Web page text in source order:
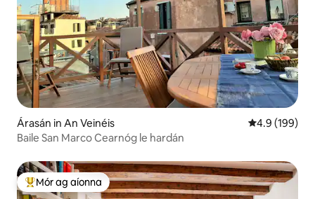
Árasán in An Veinéis Meánrátáil
4.9 (199)
Baile San Marco Cearnóg le hardán
An-mhór ag aíonna
Mór ag aíonna